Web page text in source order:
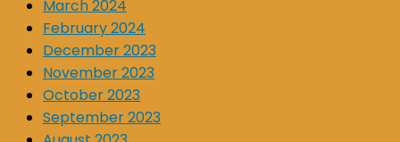
March 2024
February 2024
December 2023
November 2023
October 2023
September 2023